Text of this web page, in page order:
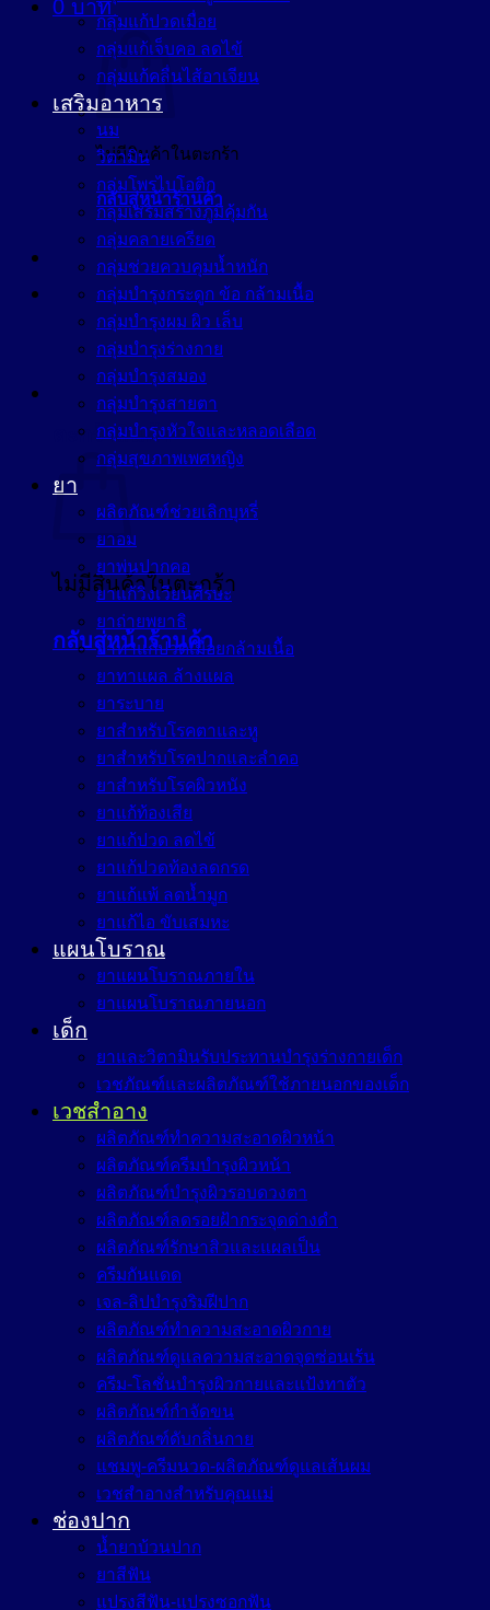
0 บาท
ไม่มีสินค้าในตะกร้า
กลับสู่หน้าร้านค้า
ตะกร้าสินค้า
ไม่มีสินค้าในตะกร้า
กลับสู่หน้าร้านค้า
กลุ่มแก้ปวดเมื่อย
กลุ่มแก้เจ็บคอ ลดไข้
กลุ่มแก้คลื่นไส้อาเจียน
เสริมอาหาร
นม
วิตามิน
กลุ่มโพรไบโอติก
กลุ่มเสริมสร้างภูมิคุ้มกัน
กลุ่มคลายเครียด
กลุ่มช่วยควบคุมน้ำหนัก
กลุ่มบำรุงกระดูก ข้อ กล้ามเนื้อ
กลุ่มบำรุงผม ผิว เล็บ
กลุ่มบำรุงร่างกาย
กลุ่มบำรุงสมอง
กลุ่มบำรุงสายตา
กลุ่มบำรุงหัวใจและหลอดเลือด
กลุ่มสุขภาพเพศหญิง
ยา
ผลิตภัณฑ์ช่วยเลิกบุหรี่
ยาอม
ยาพ่นปากคอ
ยาแก้วิงเวียนศีรษะ
ยาถ่ายพยาธิ
ยาทาแก้ปวดเมื่อยกล้ามเนื้อ
ยาทาแผล ล้างแผล
ยาระบาย
ยาสำหรับโรคตาและหู
ยาสำหรับโรคปากและลำคอ
ยาสำหรับโรคผิวหนัง
ยาแก้ท้องเสีย
ยาแก้ปวด ลดไข้
ยาแก้ปวดท้องลดกรด
ยาแก้แพ้ ลดน้ำมูก
ยาแก้ไอ ขับเสมหะ
แผนโบราณ
ยาแผนโบราณภายใน
ยาแผนโบราณภายนอก
เด็ก
ยาและวิตามินรับประทานบำรุงร่างกายเด็ก
เวชภัณฑ์และผลิตภัณฑ์ใช้ภายนอกของเด็ก
เวชสำอาง
ผลิตภัณฑ์ทำความสะอาดผิวหน้า
ผลิตภัณฑ์ครีมบำรุงผิวหน้า
ผลิตภัณฑ์บำรุงผิวรอบดวงตา
ผลิตภัณฑ์ลดรอยฝ้ากระจุดด่างดำ
ผลิตภัณฑ์รักษาสิวและแผลเป็น
ครีมกันแดด
เจล-ลิปบำรุงริมฝีปาก
ผลิตภัณฑ์ทำความสะอาดผิวกาย
ผลิตภัณฑ์ดูแลความสะอาดจุดซ่อนเร้น
ครีม-โลชั่นบำรุงผิวกายและแป้งทาตัว
ผลิตภัณฑ์กำจัดขน
ผลิตภัณฑ์ดับกลิ่นกาย
แชมพู-ครีมนวด-ผลิตภัณฑ์ดูแลเส้นผม
เวชสำอางสำหรับคุณแม่
ช่องปาก
น้ำยาบ้วนปาก
ยาสีฟัน
แปรงสีฟัน-แปรงซอกฟัน